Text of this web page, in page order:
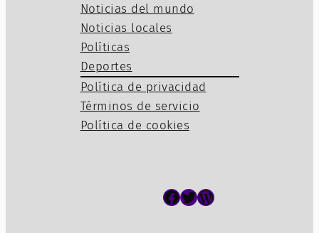
Noticias del mundo
Noticias locales
Políticas
Deportes
Política de privacidad
Términos de servicio
Política de cookies
Facebook Twitter WordPress